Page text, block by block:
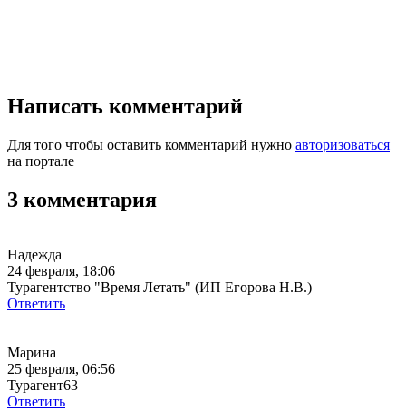
Написать комментарий
Для того чтобы оставить комментарий нужно авторизоваться
на портале
3 комментария
Надежда
24 февраля, 18:06
Турагентство "Время Летать" (ИП Егорова Н.В.)
Ответить
Марина
25 февраля, 06:56
Турагент63
Ответить